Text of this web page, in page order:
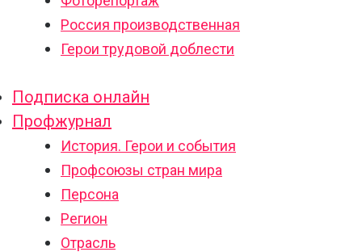
Россия производственная
Герои трудовой доблести
Подписка онлайн
Профжурнал
История. Герои и события
Профсоюзы стран мира
Персона
Регион
Отрасль